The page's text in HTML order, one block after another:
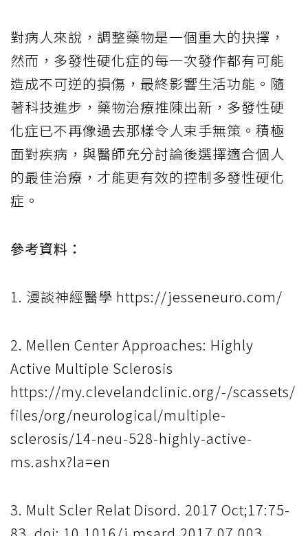
對病人來說，調整藥物是一個重大的抉擇，
然而，多發性硬化症的每一次發作都有可能
造成不可逆的損傷，最終影響生活功能。隨
著科技進步，藥物治療推陳出新，多發性硬
化症已不再像過去那樣令人束手無策。積極
面對疾病，與醫師充分討論後選擇適合個人
的最佳治療，才能更有效的控制多發性硬化
症。
參考資料：
1. 漫談神經醫學 https://jesseneuro.com/
2. Mellen Center Approaches: Highly
Active Multiple Sclerosis
https://my.clevelandclinic.org/-/scassets/
files/org/neurological/multiple-
sclerosis/14-neu-528-highly-active-
ms.ashx?la=en
3. Mult Scler Relat Disord. 2017 Oct;17:75-